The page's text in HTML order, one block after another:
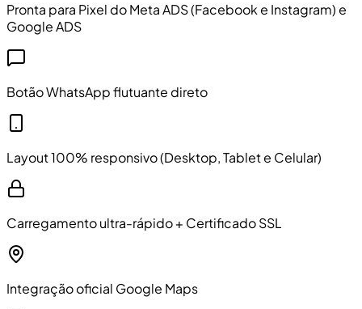
Pronta para Pixel do Meta ADS (Facebook e Instagram) e
Google ADS
Botão WhatsApp flutuante direto
Layout 100% responsivo (Desktop, Tablet e Celular)
Carregamento ultra-rápido + Certificado SSL
Integração oficial Google Maps